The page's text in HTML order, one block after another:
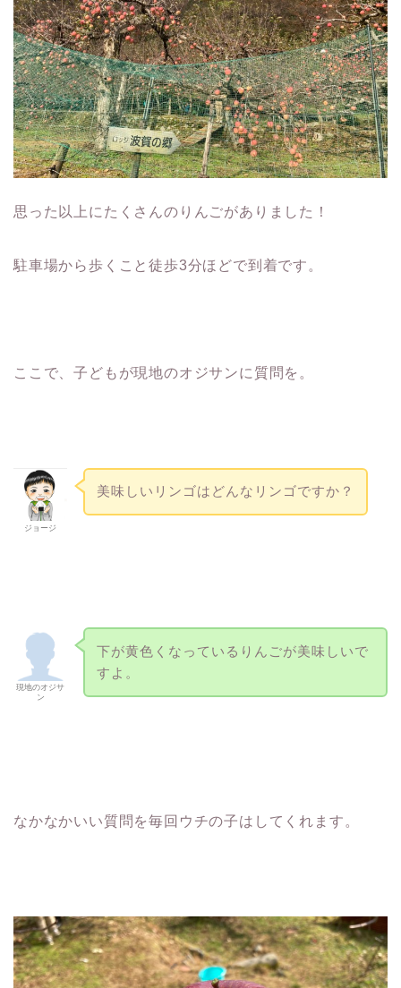
思った以上にたくさんのりんごがありました！
駐車場から歩くこと徒歩3分ほどで到着です。
ここで、子どもが現地のオジサンに質問を。
ジョージ
美味しいリンゴはどんなリンゴですか？
現地のオジサ
ン
下が黄色くなっているりんごが美味しいで
すよ。
なかなかいい質問を毎回ウチの子はしてくれます。